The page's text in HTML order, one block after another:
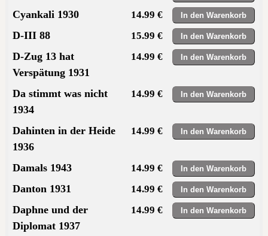
Cyankali 1930 14.99 €
D-III 88 15.99 €
D-Zug 13 hat
Verspätung 1931
14.99 €
Da stimmt was nicht
1934
14.99 €
Dahinten in der Heide
1936
14.99 €
Damals 1943 14.99 €
Danton 1931 14.99 €
Daphne und der
Diplomat 1937
14.99 €